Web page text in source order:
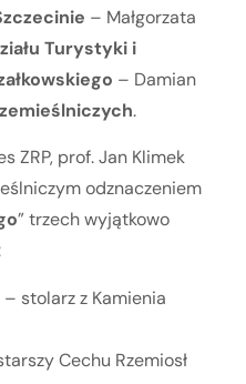
– Małgorzata
Turystyki i
– Damian
.
ZRP, prof. Jan Klimek
odznaczeniem
” trzech wyjątkowo
stolarz z Kamienia
Cechu Rzemiosł